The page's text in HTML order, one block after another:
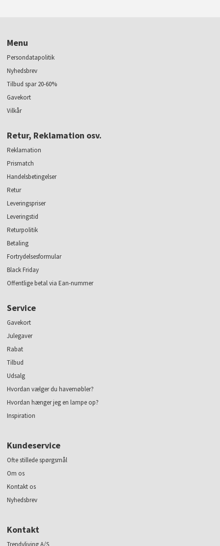
Menu
Persondatapolitik
Nyhedsbrev
Tilbud spar 20-60%
Gavekort
Vilkår
Retur, Reklamation osv.
Reklamation
Prismatch
Handelsbetingelser
Retur
Leveringspriser
Leveringstid
Returpolitik
Betaling
Fortrydelsesformular
Black Friday
Offentlige betal via Ean-nummer
Service
Gavekort
Julegaver
Rabat
Tilbud
Udsalg
Hvordan vælger du havemøbler?
Hvordan hænger jeg en lampe op?
Inspiration
Kundeservice
Ofte stillede spørgsmål
Om os
Kontakt os
Nyhedsbrev
Kontakt
Trendyliving A/S